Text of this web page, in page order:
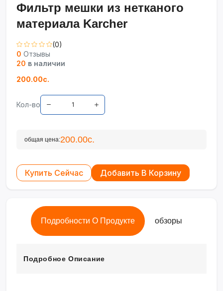
Фильтр мешки из нетканого
материала Karcher
(0)
0 Отзывы
20 в наличии
200.00с.
Кол-во
общая цена:200.00с.
Купить Сейчас Добавить В Корзину
Подробности О Продукте обзоры
Подробное Описание